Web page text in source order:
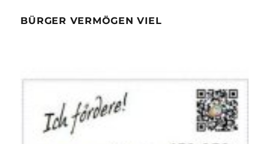
BÜRGER VERMÖGEN VIEL